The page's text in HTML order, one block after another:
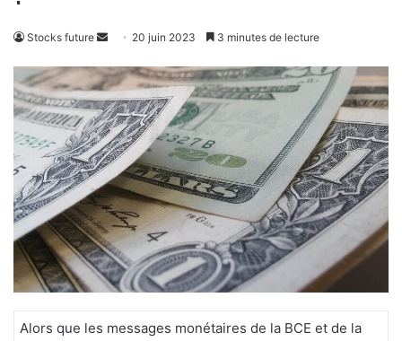
Stocks future
v
o
y
e
r
u
n
c
o
u
r
20 juin 2023 3 minutes de lecture
Alors que les messages monétaires de la BCE et de la